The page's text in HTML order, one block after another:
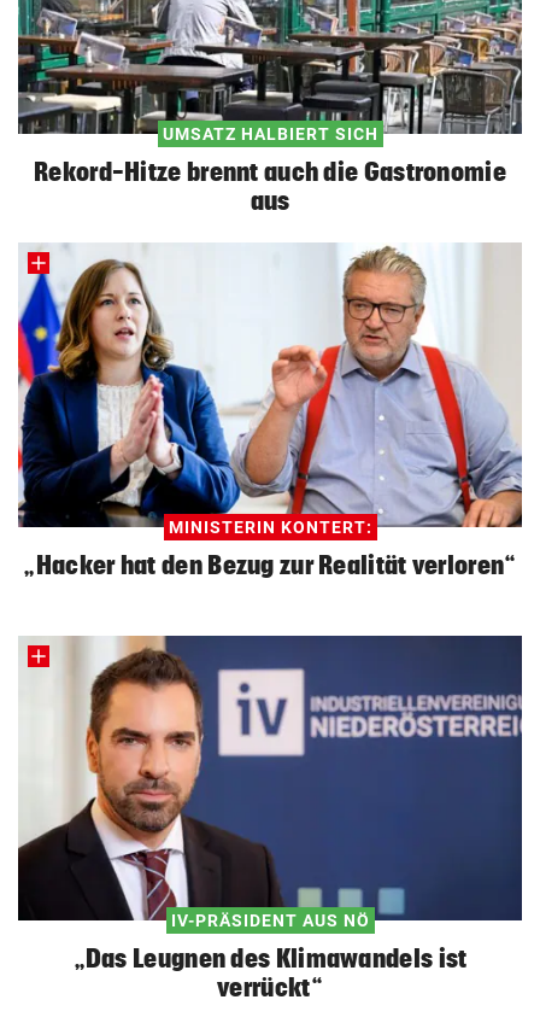
UMSATZ HALBIERT SICH
Rekord-Hitze brennt auch die Gastronomie
aus
MINISTERIN KONTERT:
„Hacker hat den Bezug zur Realität verloren“
IV-PRÄSIDENT AUS NÖ
„Das Leugnen des Klimawandels ist
verrückt“